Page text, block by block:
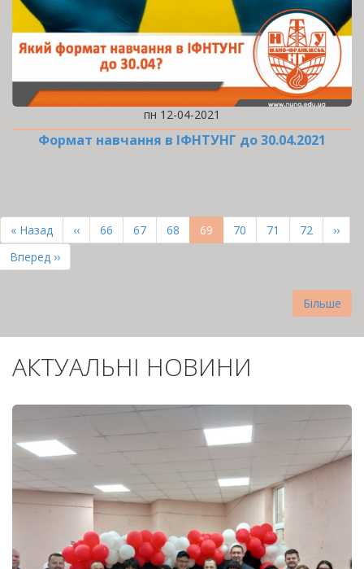
пн 12-04-2021
Формат навчання в ІФНТУНГ до 30.04.2021
НА
СТОРІНКИ
Перша
сторінка
« Назад
Попередня
сторінка
‹‹ Page
66 Page
67 Page
68
Поточна
сторінка
69 Page
70 Page
71 Page
72
››
Остання
сторінка
Вперед ››
Більше
АКТУАЛЬНІ НОВИНИ